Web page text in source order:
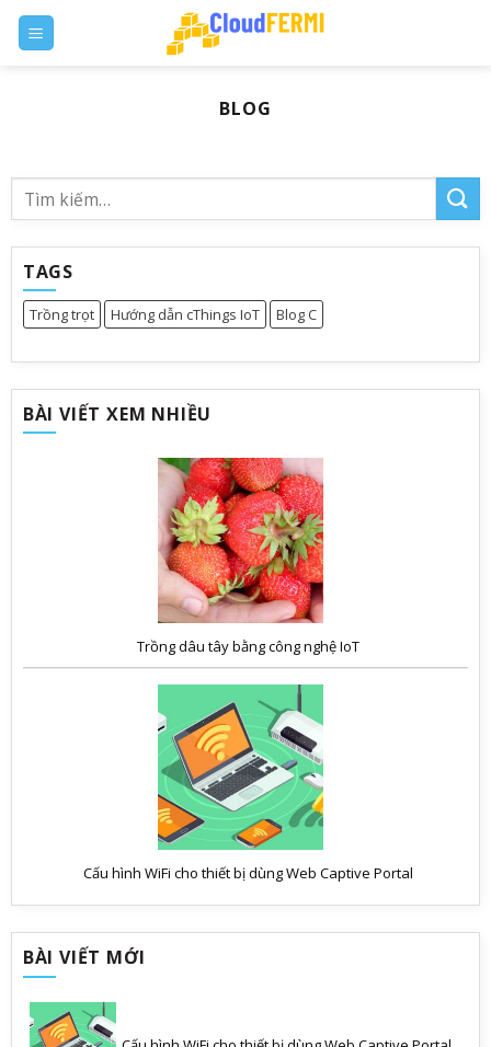
Skip
BLOG
TAGS
Trồng trọt Hướng dẫn cThings IoT Blog C
BÀI VIẾT XEM NHIỀU
Trồng dâu tây bằng công nghệ IoT
Cấu hình WiFi cho thiết bị dùng Web Captive Portal
BÀI VIẾT MỚI